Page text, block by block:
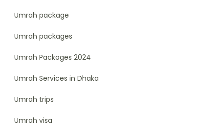
Umrah package
Umrah packages
Umrah Packages 2024
Umrah Services in Dhaka
Umrah trips
Umrah visa